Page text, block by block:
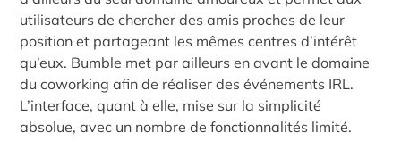
utilisateurs de chercher des amis proches de leur
position et partageant les mêmes centres d’intérêt
qu’eux. Bumble met par ailleurs en avant le domaine
du coworking afin de réaliser des événements IRL.
L’interface, quant à elle, mise sur la simplicité
absolue, avec un nombre de fonctionnalités limité.